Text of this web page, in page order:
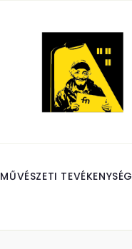
MŰVÉSZETI TEVÉKENYSÉG